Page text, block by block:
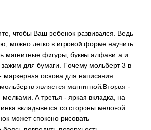
чтобы Ваш ребенок развивался. Ведь
можно легко в игровой форме научить
магнитные фигуры, буквы алфавита и
для бумаги. Почему мольберт 3 в
основа для написания
является магнитной.Вторая -
А третья - яркая вкладка, на
вкладывется со стороны меловой
может споконо рисовать